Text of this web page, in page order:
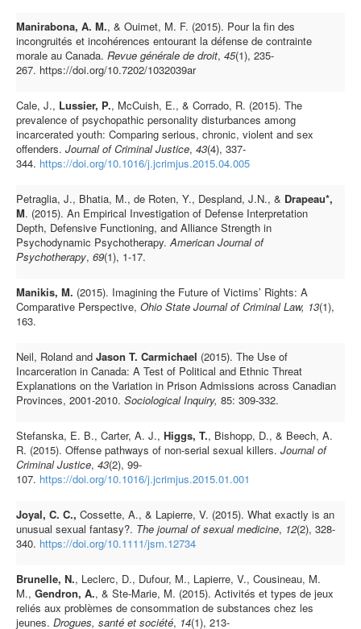
Manirabona, A. M., & Ouimet, M. F. (2015). Pour la fin des
incongruités et incohérences entourant la défense de contrainte
morale au Canada. Revue générale de droit, 45(1), 235-
267. https://doi.org/10.7202/1032039ar
Cale, J., Lussier, P., McCuish, E., & Corrado, R. (2015). The
prevalence of psychopathic personality disturbances among
incarcerated youth: Comparing serious, chronic, violent and sex
offenders. Journal of Criminal Justice, 43(4), 337-
344. https://doi.org/10.1016/j.jcrimjus.2015.04.005
Petraglia, J., Bhatia, M., de Roten, Y., Despland, J.N., & Drapeau*,
M. (2015). An Empirical Investigation of Defense Interpretation
Depth, Defensive Functioning, and Alliance Strength in
Psychodynamic Psychotherapy.American Journal of
Psychotherapy, 69(1), 1-17.
Manikis, M. (2015). Imagining the Future of Victims’ Rights: A
Comparative Perspective, Ohio State Journal of Criminal Law, 13(1),
163.
Neil, Roland and Jason T. Carmichael (2015). The Use of
Incarceration in Canada: A Test of Political and Ethnic Threat
Explanations on the Variation in Prison Admissions across Canadian
Provinces, 2001-2010. Sociological Inquiry, 85: 309-332.
Stefanska, E. B., Carter, A. J., Higgs, T., Bishopp, D., & Beech, A.
R. (2015). Offense pathways of non-serial sexual killers. Journal of
Criminal Justice, 43(2), 99-
107. https://doi.org/10.1016/j.jcrimjus.2015.01.001
Joyal, C. C., Cossette, A., & Lapierre, V. (2015). What exactly is an
unusual sexual fantasy?. The journal of sexual medicine, 12(2), 328-
340. https://doi.org/10.1111/jsm.12734
Brunelle, N., Leclerc, D., Dufour, M., Lapierre, V., Cousineau, M.
M., Gendron, A., & Ste-Marie, M. (2015). Activités et types de jeux
reliés aux problèmes de consommation de substances chez les
jeunes. Drogues, santé et société, 14(1), 213-